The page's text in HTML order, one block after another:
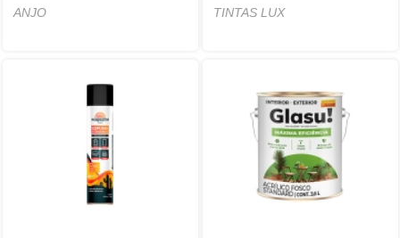
ANJO TINTAS LUX